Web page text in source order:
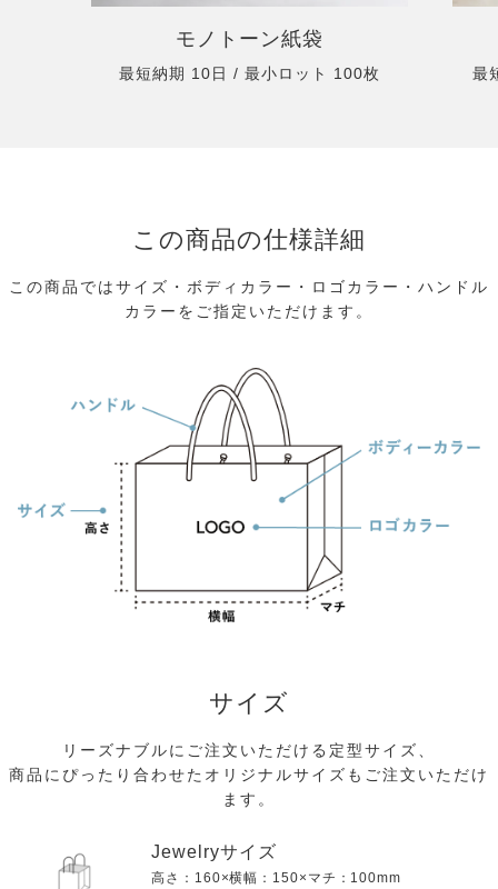
モノトーン紙袋
最短納期 10日 / 最小ロット 100枚 最
この商品の仕様詳細
この商品ではサイズ・ボディカラー・ロゴカラー・ハンドル
カラーをご指定いただけます。
サイズ
リーズナブルにご注文いただける定型サイズ、
商品にぴったり合わせたオリジナルサイズもご注文いただけ
ます。
Jewelryサイズ
高さ：160×横幅：150×マチ：100mm